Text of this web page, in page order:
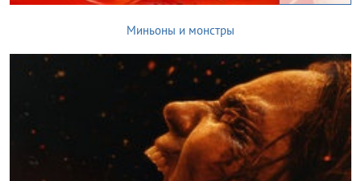
Миньоны и монстры